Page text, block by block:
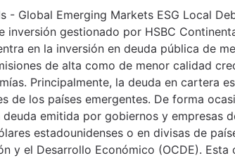
- Global Emerging Markets ESG Local
gestionado por HSBC
en la inversión en deuda pública de
de alta como de menor calidad
Principalmente, la deuda en cartera
de los países emergentes. De forma
emitida por gobiernos y empresas
estadounidenses o en divisas de
y el Desarrollo Económico (OCDE). Esta